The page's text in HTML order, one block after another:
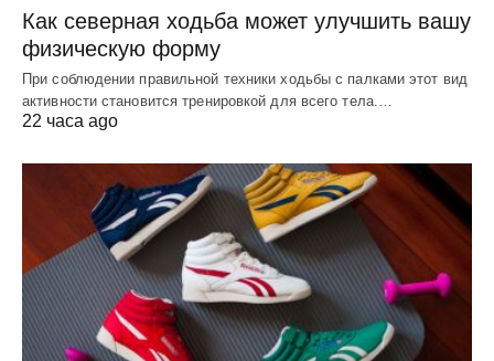
Как северная ходьба может улучшить вашу
физическую форму
При соблюдении правильной техники ходьбы с палками этот вид
активности становится тренировкой для всего тела.…
22 часа ago